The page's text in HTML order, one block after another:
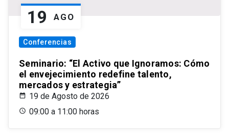
19 AGO
Conferencias
Seminario: “El Activo que Ignoramos: Cómo
el envejecimiento redefine talento,
mercados y estrategia”
19 de Agosto de 2026
09:00 a 11:00 horas